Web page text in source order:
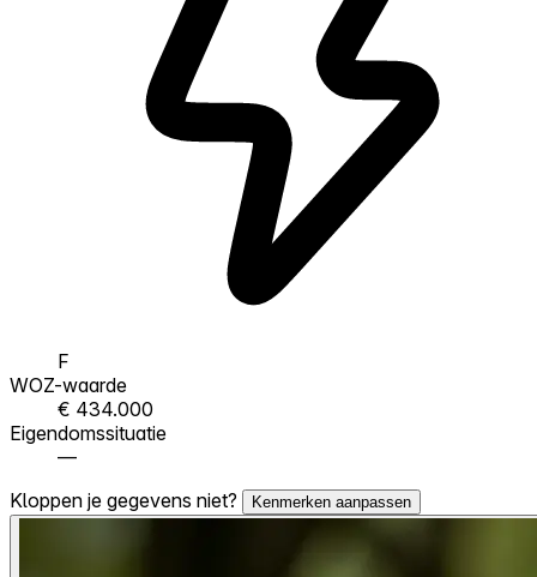
F
WOZ-waarde
€ 434.000
Eigendomssituatie
—
Kloppen je gegevens niet?
Kenmerken aanpassen